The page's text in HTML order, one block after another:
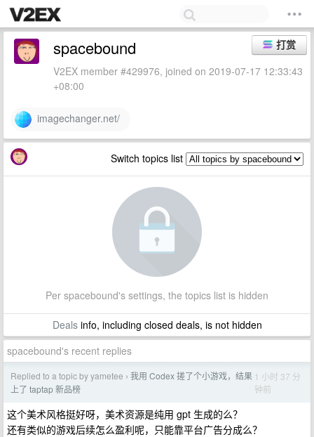
打赏
spacebound
V2EX member #429976, joined on 2019-07-17 12:33:43
+08:00
imagechanger.net/
Switch topics list
Per spacebound's settings, the topics list is hidden
Dealsinfo, including closed deals, is not hidden
spacebound's recent replies
Replied to a topic by yametee › 我用 Codex 搓了个小游戏，结果
上了 taptap 新品榜
1 小时 37 分
钟前
这个美术风格挺好呀，美术资源是纯用 gpt 生成的么？
还有类似的游戏后续怎么盈利呢，只能靠平台广告分成么？